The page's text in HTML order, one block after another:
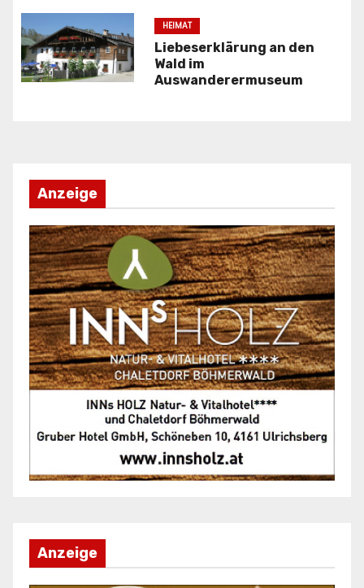
Anzeige
Anzeige
i
g
o
n
HEIMAT
Liebeserklärung an den
Wald im
Auswanderermuseum